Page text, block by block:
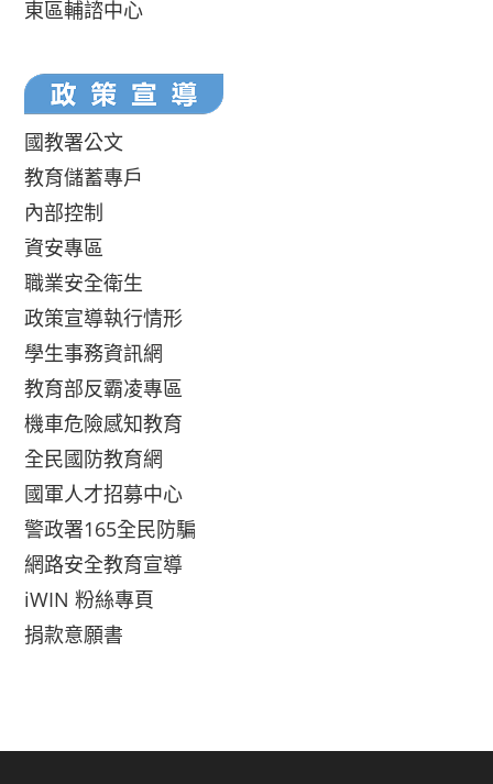
東區輔諮中心
國教署公文
教育儲蓄專戶
內部控制
資安專區
職業安全衛生
政策宣導執行情形
學生事務資訊網
教育部反霸凌專區
機車危險感知教育
全民國防教育網
國軍人才招募中心
警政署165全民防騙
網路安全教育宣導
iWIN 粉絲專頁
捐款意願書